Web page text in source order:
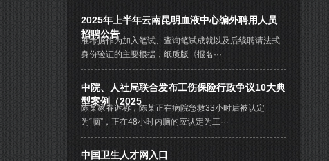
2025年上半年云南昆明血液中心编外聘用人员
招聘公告
准考据作为加入笔试、查询笔试成就以及后续聘请法式
身份验证的主要根据，纸质版《报名···
中院、人社局联合发布工伤保险行政争议10大典
型案例（2025
陈某家眷诉称，陈某正在病院急救33小时后被认定
为“脑”，正在48小时内脑的应认定为工···
中国卫生人才网入口